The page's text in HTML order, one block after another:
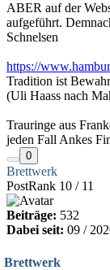
ABER auf der
aufgeführt.
Schnelsen
https://
Tradition ist
(Uli Haass nach
Trauringe aus
jeden Fall Ankes
0
Brettwerk
PostRank 10 / 11
Beiträge: 532
Dabei seit: 09 /
Brettwerk